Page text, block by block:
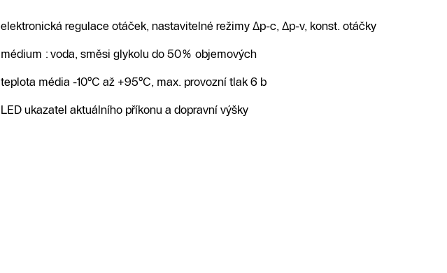
elektronická regulace otáček, nastavitelné režimy Δp-c, Δp-v, konst. otáčky
médium : voda, směsi glykolu do 50% objemových
teplota média -10°C až +95°C, max. provozní tlak 6 b
LED ukazatel aktuálního příkonu a dopravní výšky